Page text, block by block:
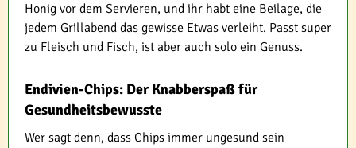
Honig vor dem Servieren, und ihr habt eine Beilage, die
jedem Grillabend das gewisse Etwas verleiht. Passt super
zu Fleisch und Fisch, ist aber auch solo ein Genuss.
Endivien-Chips: Der Knabberspaß für
Gesundheitsbewusste
Wer sagt denn, dass Chips immer ungesund sein